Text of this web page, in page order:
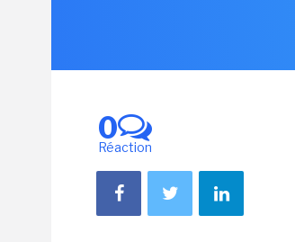
0
Réaction